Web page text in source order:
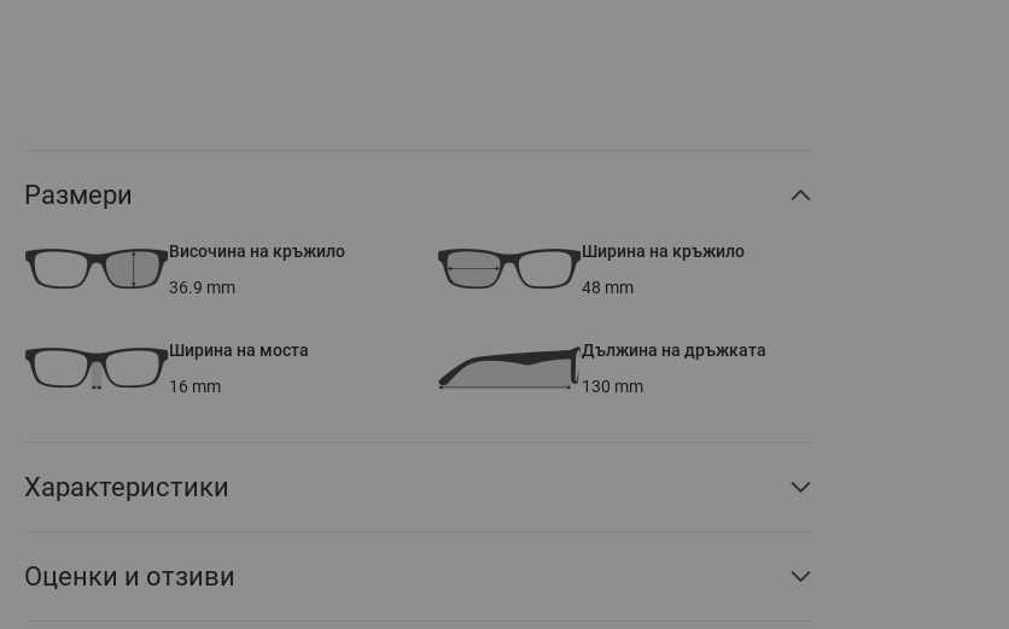
Размери
Височина на кръжило
36.9 mm
Ширина на кръжило
48 mm
Ширина на моста
16 mm
Дължина на дръжката
130 mm
Характеристики
Оценки и отзиви